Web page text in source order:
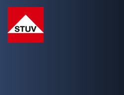
Go To the Homepage